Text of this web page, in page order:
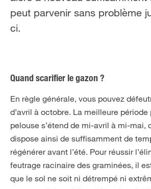
peut parvenir sans problème
ci.
Quand scarifier le gazon ?
En règle générale, vous pouvez
d’avril à octobre. La meilleure
pelouse s’étend de mi-avril à mi-mai,
dispose ainsi de suffisamment de
régénérer avant l’été. Pour réussir
feutrage racinaire des graminées, il
que le sol ne soit ni détrempé ni